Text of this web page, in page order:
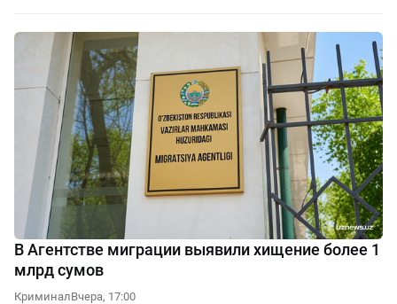
В Агентстве миграции выявили хищение более 1
млрд сумов
КриминалВчера, 17:00